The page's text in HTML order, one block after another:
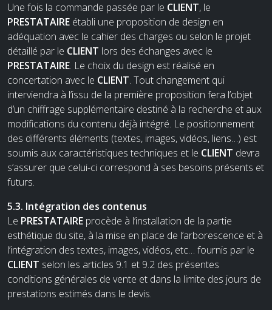
Une fois la commande passée par le CLIENT, le
PRESTATAIRE établi une proposition de design en
adéquation avec le cahier des charges ou selon le projet
détaillé par le CLIENT lors des échanges avec le
PRESTATAIRE. Le choix du design est réalisé en
concertation avec le CLIENT. Tout changement qui
interviendra à l’issu de la première proposition fera l’objet
d’un chiffrage supplémentaire destiné à la recherche et aux
modifications du contenu déjà intégré. Le positionnement
des différents éléments (textes, images, vidéos, liens…) est
soumis aux caractéristiques techniques et le CLIENT devra
s’assurer que celui-ci correspond à ses besoins présents et
futurs.
5.3. Intégration des contenus
Le PRESTATAIRE procède à l’installation de la partie
esthétique du site, à la mise en place de l’arborescence et à
l’intégration des textes, images, vidéos, etc… fournis par le
CLIENT selon les articles 9.1 et 9.2 des présentes
conditions générales de vente et dans la limite des jours de
prestations estimés dans le devis.